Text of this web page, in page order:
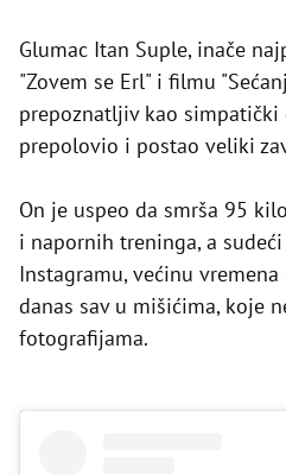
Glumac Itan Suple, inače
"Zovem se Erl" i filmu
prepoznatljiv kao simpatički
prepolovio i postao veliki
On je uspeo da smrša 95
i napornih treninga, a
Instagramu, većinu
danas sav u mišićima, koje
fotografijama.